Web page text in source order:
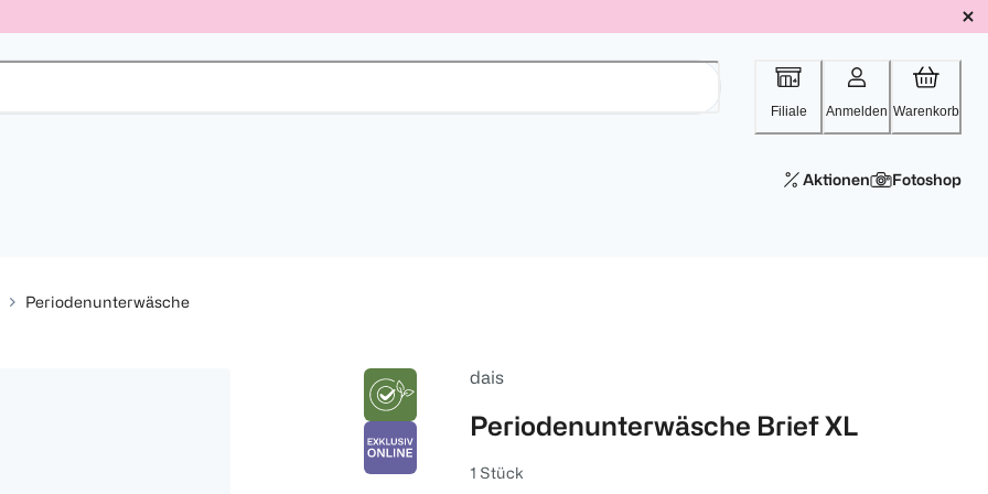
Filiale Anmelden Warenkorb
Aktionen Fotoshop
Periodenunterwäsche
dais
Periodenunterwäsche Brief XL
1 Stück